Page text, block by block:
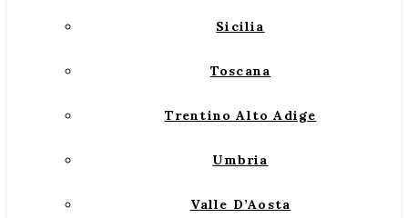
Sicilia
Toscana
Trentino Alto Adige
Umbria
Valle D’Aosta